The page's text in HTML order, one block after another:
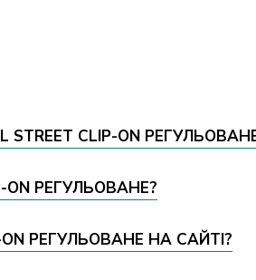
CLIP-ON
ON РЕГУЛЬОВАНЕ?
РЕГУЛЬОВАНЕ НА САЙТІ?